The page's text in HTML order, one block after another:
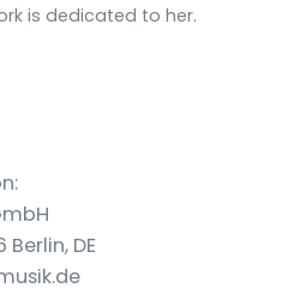
is dedicated to her.
Berlin, DE